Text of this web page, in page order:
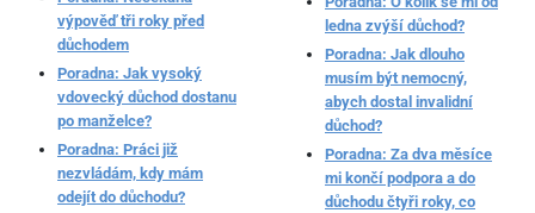
výpověď tři roky před
důchodem
Poradna: Jak vysoký
vdovecký důchod dostanu
po manželce?
Poradna: Práci již
nezvládám, kdy mám
odejít do důchodu?
ledna zvýší důchod?
Poradna: Jak dlouho
musím být nemocný,
abych dostal invalidní
důchod?
Poradna: Za dva měsíce
mi končí podpora a do
důchodu čtyři roky, co